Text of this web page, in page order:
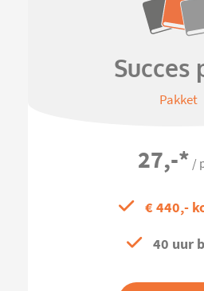
Succes
Pakket
27,-* /
€ 440,-
40 uur